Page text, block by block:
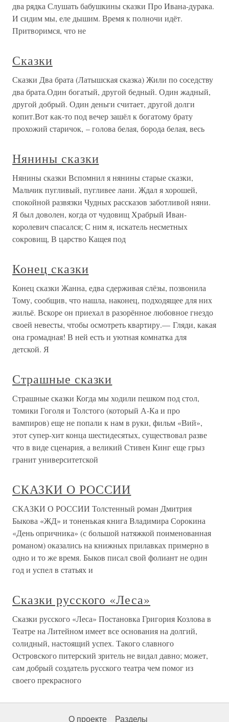
два рядка Слушать бабушкины сказки Про Ивана-дурака.
И сидим мы, еле дышим. Время к полночи идёт.
Притворимся, что не
Сказки
Сказки Два брата (Латышская сказка) Жили по соседству
два брата.Один богатый, другой бедный. Один жадный,
другой добрый. Один деньги считает, другой долги
копит.Вот как-то под вечер зашёл к богатому брату
прохожий старичок, – голова белая, борода белая, весь
Нянины сказки
Нянины сказки Вспомнил я нянины старые сказки,
Мальчик пугливый, пугливее лани. Ждал я хорошей,
спокойной развязки Чудных рассказов заботливой няни.
Я был доволен, когда от чудовищ Храбрый Иван-
королевич спасался; С ним я, искатель несметных
сокровищ, В царство Кащея под
Конец сказки
Конец сказки Жанна, едва сдерживая слёзы, позвонила
Тому, сообщив, что нашла, наконец, подходящее для них
жильё. Вскоре он приехал в разорённое любовное гнездо
своей невесты, чтобы осмотреть квартиру.— Гляди, какая
она громадная! В ней есть и уютная комнатка для
детской. Я
Страшные сказки
Страшные сказки Когда мы ходили пешком под стол,
томики Гоголя и Толстого (который А-Ка и про
вампиров) еще не попали к нам в руки, фильм «Вий»,
этот супер-хит конца шестидесятых, существовал разве
что в виде сценария, а великий Стивен Кинг еще грыз
гранит университетской
СКАЗКИ О РОССИИ
СКАЗКИ О РОССИИ Толстенный роман Дмитрия
Быкова «ЖД» и тоненькая книга Владимира Сорокина
«День опричника» (с большой натяжкой поименованная
романом) оказались на книжных прилавках примерно в
одно и то же время. Быков писал свой фолиант не один
год и успел в статьях и
Сказки русского «Леса»
Сказки русского «Леса» Постановка Григория Козлова в
Театре на Литейном имеет все основания на долгий,
солидный, настоящий успех. Такого славного
Островского питерский зритель не видал давно; может,
сам добрый создатель русского театра чем помог из
своего прекрасного
О проекте Разделы